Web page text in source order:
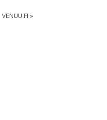
VENUU.FI